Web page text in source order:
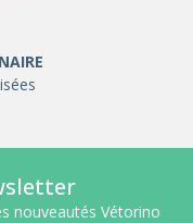
nouveautés Vétorino